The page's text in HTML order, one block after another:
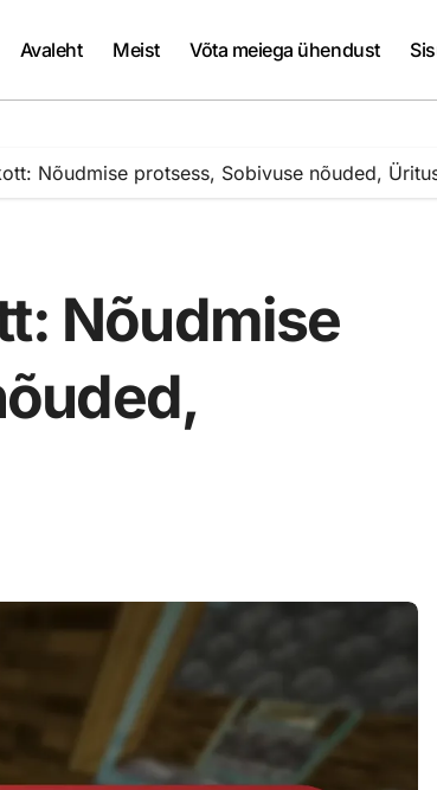
Avaleht Meist Võta meiega ühendust
Nõudmise protsess, Sobivuse nõuded,
Nõudmise